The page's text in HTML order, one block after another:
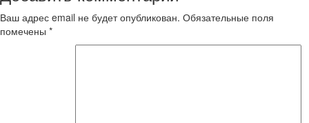
Ваш адрес email не будет опубликован. Обязательные поля
помечены *